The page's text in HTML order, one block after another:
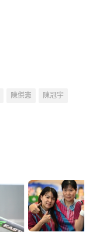
陳傑憲
陳冠宇